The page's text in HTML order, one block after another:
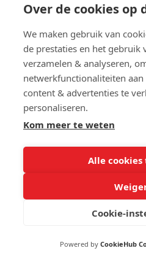
Over de cookies op
We maken gebruik van
de prestaties en het gebruik
verzamelen & analyseren,
netwerkfunctionaliteiten aan
content & advertenties te
personaliseren.
Kom meer te weten
Alle cookies
Cookie-
Powered by CookieHub
Over Kwaito
Contact
Kwaito © 2025. Alle
Privacy policy